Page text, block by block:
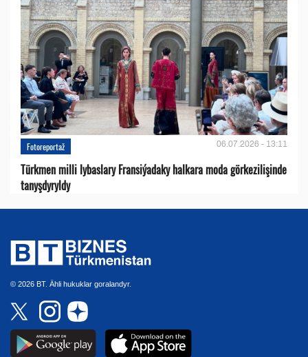
Fotoreportaž 06.07.2026 - 13:11
Türkmen milli lybaslary Fransiýadaky halkara moda görkezilişinde
tanyşdyryldy
© 2026 BT. Ähli hukuklar goralandyr.